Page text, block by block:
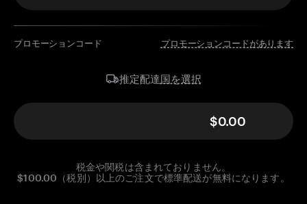
プロモーションコード プロモーションコードがあります
推定配達国を選択
$0.00
税金や関税は含まれておりません。
$100.00（税別）以上のご注文で標準配送が無料になります。